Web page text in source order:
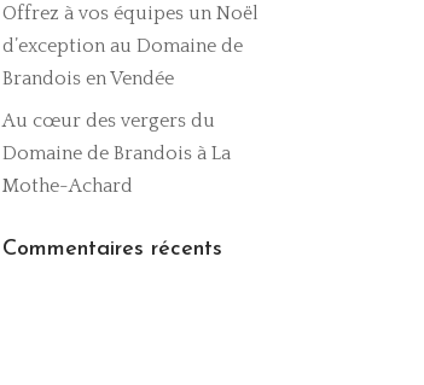
Offrez à vos équipes un Noël
d’exception au Domaine de
Brandois en Vendée
Au cœur des vergers du
Domaine de Brandois à La
Mothe-Achard
Commentaires récents